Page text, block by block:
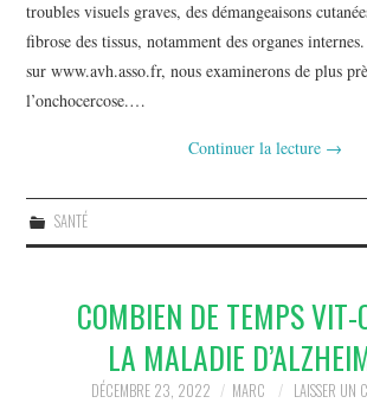
troubles visuels graves, des démangeaisons
fibrose des tissus, notamment des organes
sur www.avh.asso.fr, nous examinerons de plus
l’onchocercose.…
Continuer la lecture →
SANTÉ
COMBIEN DE TEMPS VIT-
LA MALADIE
DÉCEMBRE 23, 2022 MARC LAISSER UN